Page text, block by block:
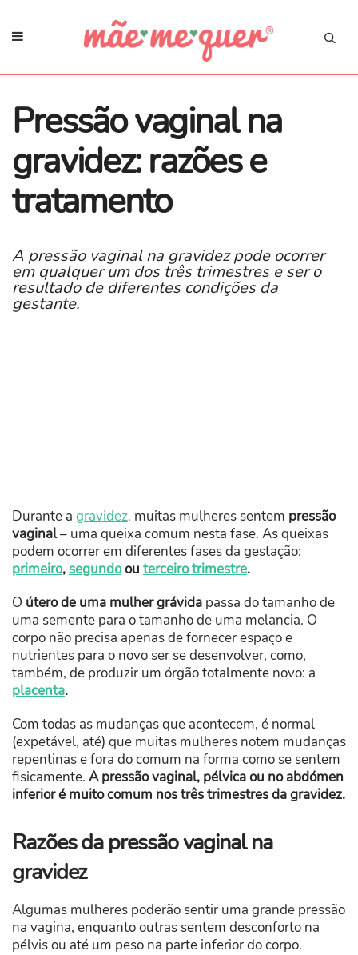
Pressão vaginal na
gravidez: razões e
tratamento
A pressão vaginal na gravidez pode ocorrer
em qualquer um dos três trimestres e ser o
resultado de diferentes condições da
gestante.
Durante a gravidez, muitas mulheres sentem pressão
vaginal– uma queixa comum nesta fase. As queixas
podem ocorrer em diferentes fases da gestação:
primeiro, segundoou terceiro trimestre.
O útero de uma mulher grávida passa do tamanho de
uma semente para o tamanho de uma melancia. O
corpo não precisa apenas de fornecer espaço e
nutrientes para o novo ser se desenvolver, como,
também, de produzir um órgão totalmente novo: a
placenta.
Com todas as mudanças que acontecem, é normal
(expetável, até) que muitas mulheres notem mudanças
repentinas e fora do comum na forma como se sentem
fisicamente. A pressão vaginal, pélvica ou no abdómen
inferior é muito comum nos três trimestres da gravidez.
Razões da pressão vaginal na
gravidez
Algumas mulheres poderão sentir uma grande pressão
na vagina, enquanto outras sentem desconforto na
pélvis ou até um peso na parte inferior do corpo.